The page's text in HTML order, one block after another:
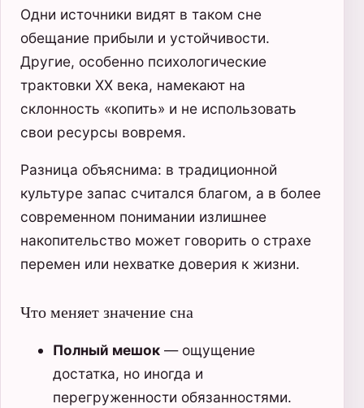
Одни источники видят в таком сне
обещание прибыли и устойчивости.
Другие, особенно психологические
трактовки XX века, намекают на
склонность «копить» и не использовать
свои ресурсы вовремя.
Разница объяснима: в традиционной
культуре запас считался благом, а в более
современном понимании излишнее
накопительство может говорить о страхе
перемен или нехватке доверия к жизни.
Что меняет значение сна
Полный мешок — ощущение
достатка, но иногда и
перегруженности обязанностями.